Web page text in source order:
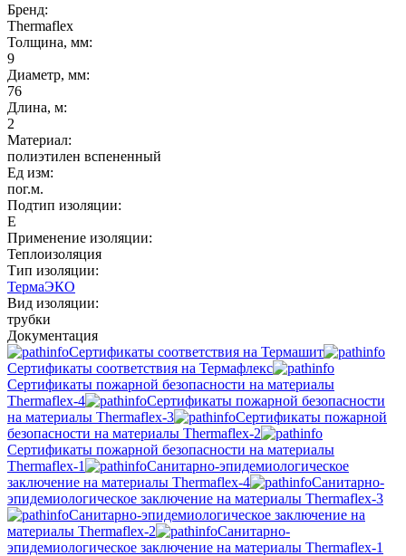
Бренд:
Thermaflex
Толщина, мм:
9
Диаметр, мм:
76
Длина, м:
2
Материал:
полиэтилен вспененный
Ед изм:
пог.м.
Подтип изоляции:
E
Применение изоляции:
Теплоизоляция
Тип изоляции:
ТермаЭКО
Вид изоляции:
трубки
Документация
Сертификаты соответствия на Термашит
Сертификаты соответствия на Термафлекс
Сертификаты пожарной безопасности на материалы
Thermaflex-4
Сертификаты пожарной безопасности
на материалы Thermaflex-3
Сертификаты пожарной
безопасности на материалы Thermaflex-2
Сертификаты пожарной безопасности на материалы
Thermaflex-1
Санитарно-эпидемиологическое
заключение на материалы Thermaflex-4
Санитарно-
эпидемиологическое заключение на материалы Thermaflex-3
Санитарно-эпидемиологическое заключение на
материалы Thermaflex-2
Санитарно-
эпидемиологическое заключение на материалы Thermaflex-1